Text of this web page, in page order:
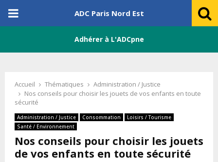
PRIMARY
ADC Paris Nord Est
Adhérer à L'ADCpne
Accueil Thématiques
Administration / Justice
Nos conseils pour choisir les jouets de vos enfants en toute
sécurité
Administration / Justice Consommation
Loisirs / Tourisme
Santé / Environnement
Nos conseils pour choisir les jouets
de vos enfants en toute sécurité